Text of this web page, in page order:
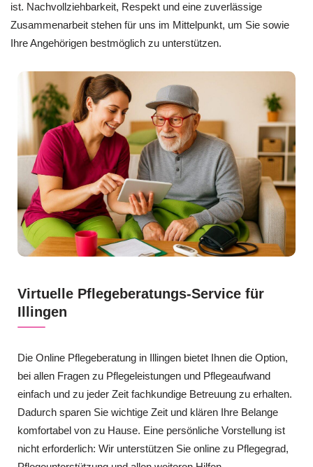
ist. Nachvollziehbarkeit, Respekt und eine zuverlässige
Zusammenarbeit stehen für uns im Mittelpunkt, um Sie sowie
Ihre Angehörigen bestmöglich zu unterstützen.
Virtuelle Pflegeberatungs-Service für
Illingen
Die Online Pflegeberatung in Illingen bietet Ihnen die Option,
bei allen Fragen zu Pflegeleistungen und Pflegeaufwand
einfach und zu jeder Zeit fachkundige Betreuung zu erhalten.
Dadurch sparen Sie wichtige Zeit und klären Ihre Belange
komfortabel von zu Hause. Eine persönliche Vorstellung ist
nicht erforderlich: Wir unterstützen Sie online zu Pflegegrad,